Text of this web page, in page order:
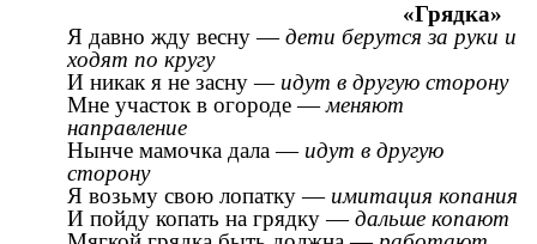
«Грядка»
Я давно жду весну —дети берутся за руки и
ходят по кругу
И никак я не засну— идут в другую сторону
Мне участок в огороде —меняют
направление
Нынче мамочка дала — идут в другую
сторону
Я возьму свою лопатку — имитация копания
И пойду копать на грядку —дальше копают